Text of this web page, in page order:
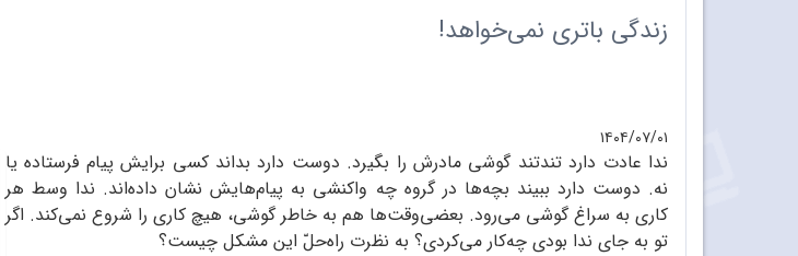
زندگی باتری نمی‌خواهد!
۱۴۰۴/۰۷/۰۱
ندا عادت دارد تندتند گوشی مادرش را بگیرد. دوست دارد بداند کسی برایش پیام فرستاده یا
نه. دوست دارد ببیند بچه‌ها در گروه چه واکنشی به پیام‌هایش نشان داده‌اند. ندا وسط هر
کاری به سراغ گوشی می‌رود. بعضی‌وقت‌ها هم به خاطر گوشی، هیچ کاری را شروع نمی‌کند. اگر
تو به جای ندا بودی چه‌کار می‌کردی؟ به نظرت راه‌حلّ این مشکل چیست؟